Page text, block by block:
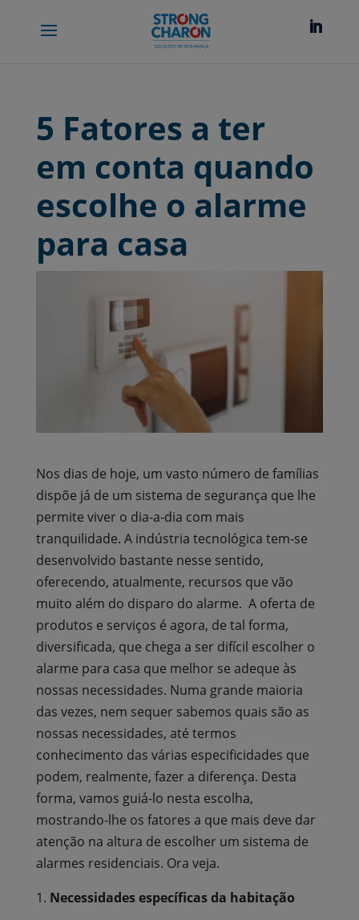
5 Fatores a ter
em conta quando
escolhe o alarme
para casa
Nos dias de hoje, um vasto número de famílias
dispõe já de um sistema de segurança que lhe
permite viver o dia-a-dia com mais
tranquilidade. A indústria tecnológica tem-se
desenvolvido bastante nesse sentido,
oferecendo, atualmente, recursos que vão
muito além do disparo do alarme. A oferta de
produtos e serviços é agora, de tal forma,
diversificada, que chega a ser difícil escolher o
alarme para casa que melhor se adeque às
nossas necessidades. Numa grande maioria
das vezes, nem sequer sabemos quais são as
nossas necessidades, até termos
conhecimento das várias especificidades que
podem, realmente, fazer a diferença. Desta
forma, vamos guiá-lo nesta escolha,
mostrando-lhe os fatores a que mais deve dar
atenção na altura de escolher um sistema de
alarmes residenciais. Ora veja.
Necessidades específicas da habitação